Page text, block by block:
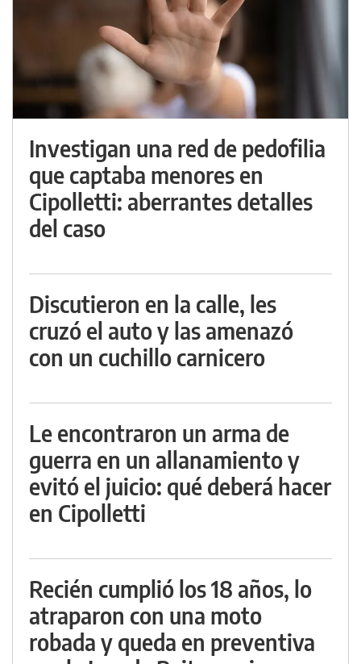
Investigan una red de pedofilia
que captaba menores en
Cipolletti: aberrantes detalles
del caso
Discutieron en la calle, les
cruzó el auto y las amenazó
con un cuchillo carnicero
Le encontraron un arma de
guerra en un allanamiento y
evitó el juicio: qué deberá hacer
en Cipolletti
Recién cumplió los 18 años, lo
atraparon con una moto
robada y queda en preventiva